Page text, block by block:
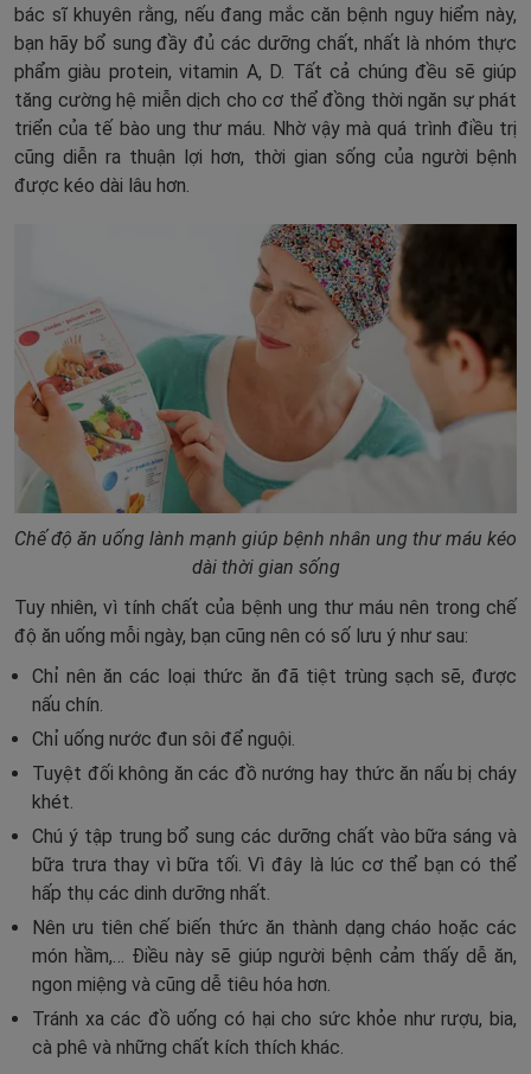
bác sĩ khuyên rằng, nếu đang mắc căn bệnh nguy hiểm này,
bạn hãy bổ sung đầy đủ các dưỡng chất, nhất là nhóm thực
phẩm giàu protein, vitamin A, D. Tất cả chúng đều sẽ giúp
tăng cường hệ miễn dịch cho cơ thể đồng thời ngăn sự phát
triển của tế bào ung thư máu. Nhờ vậy mà quá trình điều trị
cũng diễn ra thuận lợi hơn, thời gian sống của người bệnh
được kéo dài lâu hơn.
Chế độ ăn uống lành mạnh giúp bệnh nhân ung thư máu kéo
dài thời gian sống
Tuy nhiên, vì tính chất của bệnh ung thư máu nên trong chế
độ ăn uống mỗi ngày, bạn cũng nên có số lưu ý như sau:
Chỉ nên ăn các loại thức ăn đã tiệt trùng sạch sẽ, được
nấu chín.
Chỉ uống nước đun sôi để nguội.
Tuyệt đối không ăn các đồ nướng hay thức ăn nấu bị cháy
khét.
Chú ý tập trung bổ sung các dưỡng chất vào bữa sáng và
bữa trưa thay vì bữa tối. Vì đây là lúc cơ thể bạn có thể
hấp thụ các dinh dưỡng nhất.
Nên ưu tiên chế biến thức ăn thành dạng cháo hoặc các
món hầm,… Điều này sẽ giúp người bệnh cảm thấy dễ ăn,
ngon miệng và cũng dễ tiêu hóa hơn.
Tránh xa các đồ uống có hại cho sức khỏe như rượu, bia,
cà phê và những chất kích thích khác.